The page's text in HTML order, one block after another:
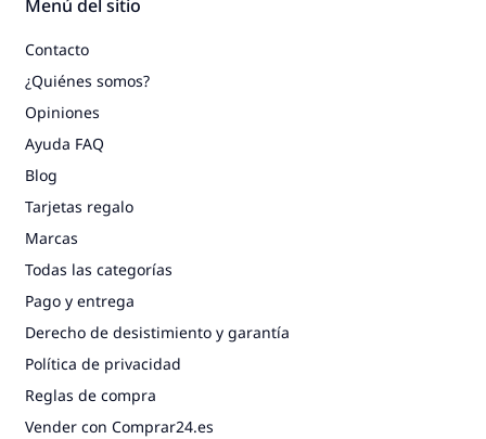
Menú del sitio
Contacto
¿Quiénes somos?
Opiniones
Ayuda FAQ
Blog
Tarjetas regalo
Marcas
Todas las categorías
Pago y entrega
Derecho de desistimiento y garantía
Política de privacidad
Reglas de compra
Vender con Comprar24.es